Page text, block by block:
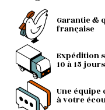
Garantie &
française
Expédition
10 à 15
Une équipe
à votre